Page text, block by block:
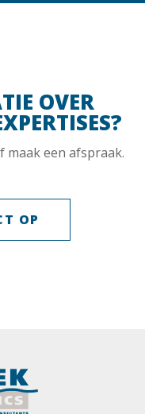
OVER
maak een afspraak.
OP